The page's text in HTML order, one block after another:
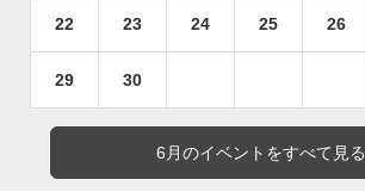
22 23 24 25 26
29 30
6月のイベントをすべて見る